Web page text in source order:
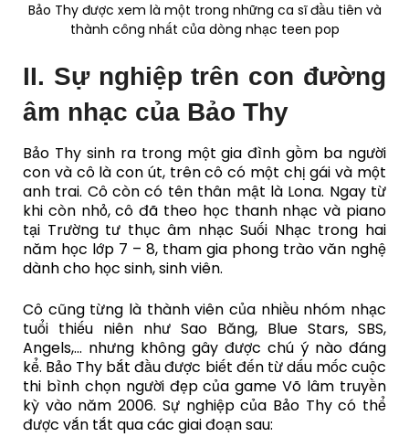
Bảo Thy được xem là một trong những ca sĩ đầu tiên và
thành công nhất của dòng nhạc teen pop
II. Sự nghiệp trên con đường
âm nhạc của Bảo Thy
Bảo Thy sinh ra trong một gia đình gồm ba người
con và cô là con út, trên cô có một chị gái và một
anh trai. Cô còn có tên thân mật là Lona. Ngay từ
khi còn nhỏ, cô đã theo học thanh nhạc và piano
tại Trường tư thục âm nhạc Suối Nhạc trong hai
năm học lớp 7 – 8, tham gia phong trào văn nghệ
dành cho học sinh, sinh viên.
Cô cũng từng là thành viên của nhiều nhóm nhạc
tuổi thiếu niên như Sao Băng, Blue Stars, SBS,
Angels,… nhưng không gây được chú ý nào đáng
kể. Bảo Thy bắt đầu được biết đến từ dấu mốc cuộc
thi bình chọn người đẹp của game Võ lâm truyền
kỳ vào năm 2006. Sự nghiệp của Bảo Thy có thể
được vắn tắt qua các giai đoạn sau: